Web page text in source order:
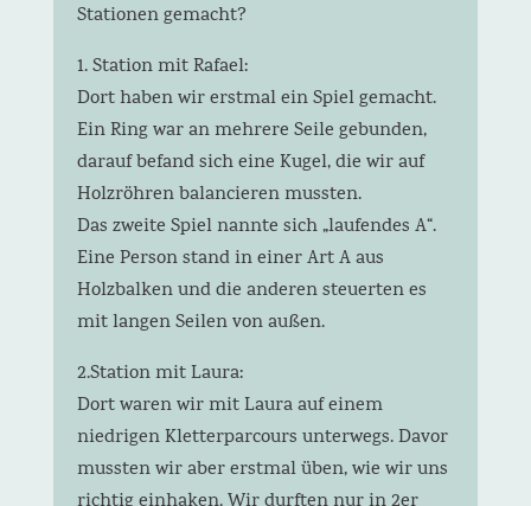
Stationen gemacht?
1. Station mit Rafael:
Dort haben wir erstmal ein Spiel gemacht.
Ein Ring war an mehrere Seile gebunden,
darauf befand sich eine Kugel, die wir auf
Holzröhren balancieren mussten.
Das zweite Spiel nannte sich „laufendes A“.
Eine Person stand in einer Art A aus
Holzbalken und die anderen steuerten es
mit langen Seilen von außen.
2.Station mit Laura:
Dort waren wir mit Laura auf einem
niedrigen Kletterparcours unterwegs. Davor
mussten wir aber erstmal üben, wie wir uns